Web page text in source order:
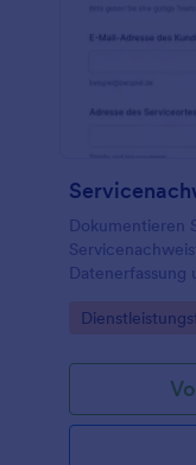
Dokumentieren
Go to